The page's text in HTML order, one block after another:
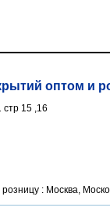
оптом и
15 ,16
: Москва,